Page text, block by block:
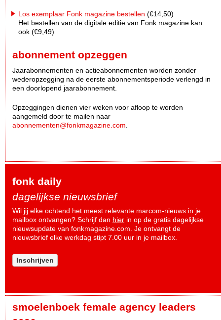
Los exemplaar Fonk magazine bestellen (€14,50)
Het bestellen van de digitale editie van Fonk magazine kan
ook (€9,49)
abonnement opzeggen
Jaarabonnementen en actieabonnementen worden zonder
wederopzegging na de eerste abonnementsperiode verlengd in
een doorlopend jaarabonnement.
Opzeggingen dienen vier weken voor afloop te worden
aangemeld door te mailen naar
abonnementen@fonkmagazine.com
fonk daily
dagelijkse nieuwsbrief
Wil jij elke ochtend het meest relevante marcom-nieuws in je
mailbox ontvangen? Schrijf dan hier in op de gratis dagelijkse
nieuwsupdate van fonkmagazine.com. Je ontvangt de
nieuwsbrief elke werkdag stipt 7.00 uur in je mailbox.
Inschrijven
smoelenboek female agency leaders